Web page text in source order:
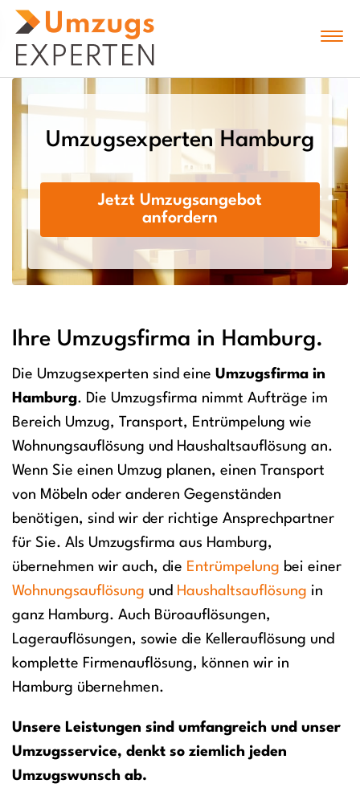
Umzugsexperten Hamburg
Jetzt Umzugsangebot
anfordern
Ihre Umzugsfirma in Hamburg.
Die Umzugsexperten sind eine Umzugsfirma in
Hamburg. Die Umzugsfirma nimmt Aufträge im
Bereich Umzug, Transport, Entrümpelung wie
Wohnungsauflösung und Haushaltsauflösung an.
Wenn Sie einen Umzug planen, einen Transport
von Möbeln oder anderen Gegenständen
benötigen, sind wir der richtige Ansprechpartner
für Sie. Als Umzugsfirma aus Hamburg,
übernehmen wir auch, die Entrümpelung bei einer
Wohnungsauflösung und Haushaltsauflösung in
ganz Hamburg. Auch Büroauflösungen,
Lagerauflösungen, sowie die Kellerauflösung und
komplette Firmenauflösung, können wir in
Hamburg übernehmen.
Unsere Leistungen sind umfangreich und unser
Umzugsservice, denkt so ziemlich jeden
Umzugswunsch ab.